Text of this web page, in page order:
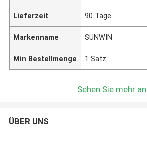
Lieferzeit 90 Tage
Markenname SUNWIN
Min Bestellmenge 1 Satz
Sehen Sie mehr an
ÜBER UNS